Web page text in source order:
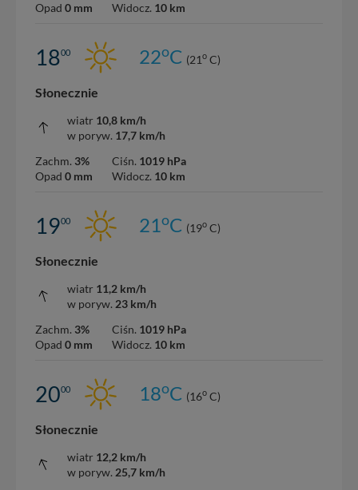
Opad 0 mm
Widocz. 10 km
1800 22oC (21o C)
Słonecznie
wiatr 10,8 km/h
w poryw. 17,7 km/h
Zachm. 3%
Opad 0 mm
Ciśn. 1019 hPa
Widocz. 10 km
1900 21oC (19o C)
Słonecznie
wiatr 11,2 km/h
w poryw. 23 km/h
Zachm. 3%
Opad 0 mm
Ciśn. 1019 hPa
Widocz. 10 km
2000 18oC (16o C)
Słonecznie
wiatr 12,2 km/h
w poryw. 25,7 km/h